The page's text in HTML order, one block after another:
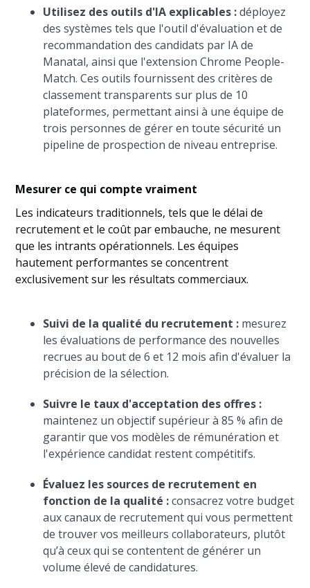
Utilisez des outils d'IA explicables :déployez
des systèmes tels que l'outil d'évaluation et de
recommandation des candidats par IA de
Manatal, ainsi que l'extension Chrome People-
Match. Ces outils fournissent des critères de
classement transparents sur plus de 10
plateformes, permettant ainsi à une équipe de
trois personnes de gérer en toute sécurité un
pipeline de prospection de niveau entreprise.
Mesurer ce qui compte vraiment
Les indicateurs traditionnels, tels que le délai de
recrutement et le coût par embauche, ne mesurent
que les intrants opérationnels. Les équipes
hautement performantes se concentrent
exclusivement sur les résultats commerciaux.
Suivi de la qualité du recrutement : mesurez
les évaluations de performance des nouvelles
recrues au bout de 6 et 12 mois afin d'évaluer la
précision de la sélection.
Suivre le taux d'acceptation des offres :
maintenez un objectif supérieur à 85 % afin de
garantir que vos modèles de rémunération et
l'expérience candidat restent compétitifs.
Évaluez les sources de recrutement en
fonction de la qualité :consacrez votre budget
aux canaux de recrutement qui vous permettent
de trouver vos meilleurs collaborateurs, plutôt
qu’à ceux qui se contentent de générer un
volume élevé de candidatures.